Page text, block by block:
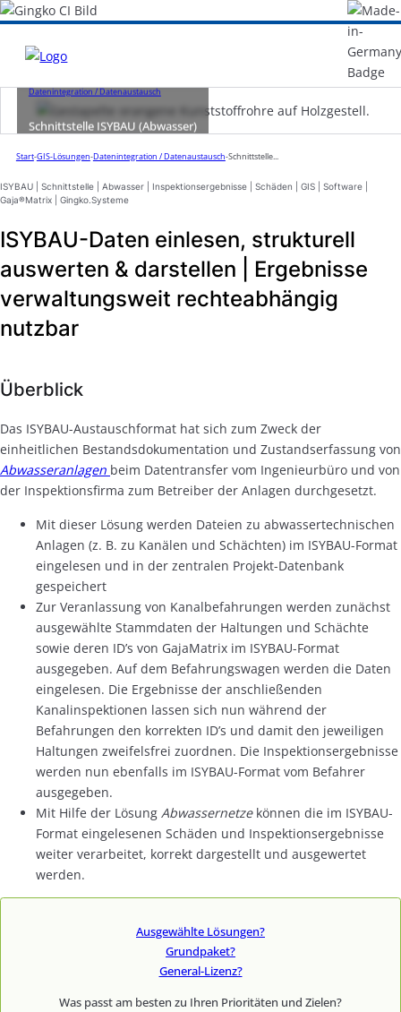
Datenintegration / Datenaustausch
Schnittstelle ISYBAU (Abwasser)
Start-GIS-Lösungen-Datenintegration / Datenaustausch-Schnittstelle...
ISYBAU | Schnittstelle | Abwasser | Inspektionsergebnisse | Schäden | GIS | Software |
Gaja®Matrix | Gingko.Systeme
ISYBAU-Daten einlesen, strukturell
auswerten & darstellen | Ergebnisse
verwaltungsweit rechteabhängig
nutzbar
Überblick
Das ISYBAU-Austauschformat hat sich zum Zweck der
einheitlichen Bestandsdokumentation und Zustandserfassung von
Abwasseranlagen beim Datentransfer vom Ingenieurbüro und von
der Inspektionsfirma zum Betreiber der Anlagen durchgesetzt.
Mit dieser Lösung werden Dateien zu abwassertechnischen
Anlagen (z. B. zu Kanälen und Schächten) im ISYBAU-Format
eingelesen und in der zentralen Projekt-Datenbank
gespeichert
Zur Veranlassung von Kanalbefahrungen werden zunächst
ausgewählte Stammdaten der Haltungen und Schächte
sowie deren ID’s von GajaMatrix im ISYBAU-Format
ausgegeben. Auf dem Befahrungswagen werden die Daten
eingelesen. Die Ergebnisse der anschließenden
Kanalinspektionen lassen sich nun während der
Befahrungen den korrekten ID’s und damit den jeweiligen
Haltungen zweifelsfrei zuordnen. Die Inspektionsergebnisse
werden nun ebenfalls im ISYBAU-Format vom Befahrer
ausgegeben.
Mit Hilfe der Lösung Abwassernetzekönnen die im ISYBAU-
Format eingelesenen Schäden und Inspektionsergebnisse
weiter verarbeitet, korrekt dargestellt und ausgewertet
werden.
Ausgewählte Lösungen?
Grundpaket?
General-Lizenz?
Was passt am besten zu Ihren Prioritäten und Zielen?